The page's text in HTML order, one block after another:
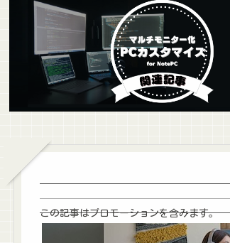
この記事はプロモーションを含みます。